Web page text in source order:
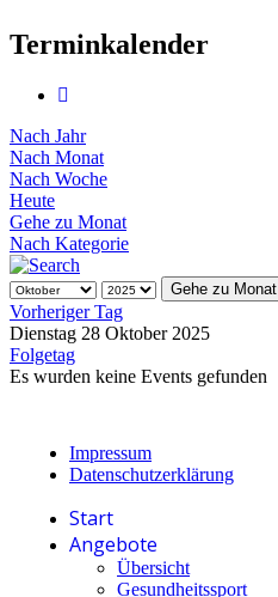
Terminkalender
Nach Jahr
Nach Monat
Nach Woche
Heute
Gehe zu Monat
Nach Kategorie
Gehe zu Monat
Vorheriger Tag
Dienstag 28 Oktober 2025
Folgetag
Es wurden keine Events gefunden
Impressum
Datenschutzerklärung
Start
Angebote
Übersicht
Gesundheitssport